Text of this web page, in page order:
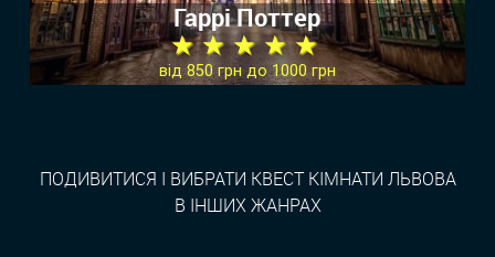
Гаррі Поттер
★ ★ ★ ★ ★
від 850 грн до 1000 грн
ПОДИВИТИСЯ І ВИБРАТИ КВЕСТ КІМНАТИ ЛЬВОВА
В ІНШИХ ЖАНРАХ